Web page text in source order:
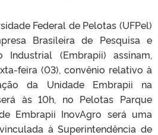
Federal de Pelotas (UFPel)
Brasileira de Pesquisa e
Industrial (Embrapii) assinam,
feira (03), convênio relativo à
da Unidade Embrapii na
às 10h, no Pelotas Parque
Embrapii InovAgro será uma
à Superintendência de